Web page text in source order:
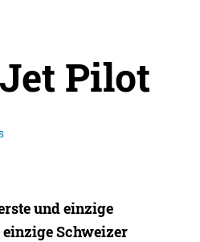
Pilot
und einzige
Schweizer